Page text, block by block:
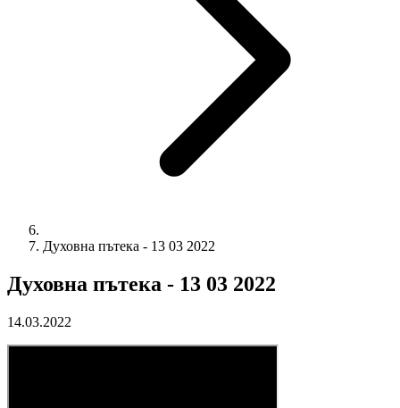
Духовна пътека - 13 03 2022
Духовна пътека - 13 03 2022
14.03.2022